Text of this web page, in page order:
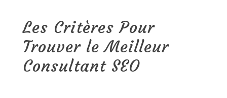
Les Critères Pour
Trouver le Meilleur
Consultant SEO